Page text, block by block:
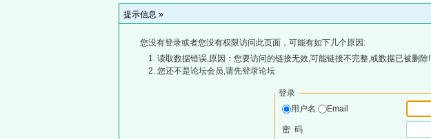
提示信息 »
您没有登录或者您没有权限访问此页面，可能有如下几个原因:
读取数据错误,原因：您要访问的链接无效,可能链接不完整,或数据已被删除!
您还不是论坛会员,请先登录论坛
登录
用户名
Email
密 码